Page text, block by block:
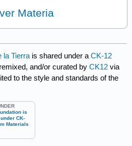
Materia
la Tierra is shared under aCK-12
and/or curated byCK12 via
to the style and standards of the